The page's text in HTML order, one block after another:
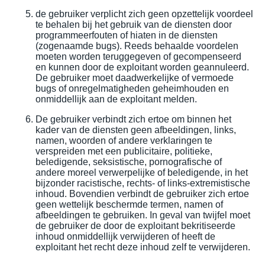
de gebruiker verplicht zich geen opzettelijk voordeel
te behalen bij het gebruik van de diensten door
programmeerfouten of hiaten in de diensten
(zogenaamde bugs). Reeds behaalde voordelen
moeten worden teruggegeven of gecompenseerd
en kunnen door de exploitant worden geannuleerd.
De gebruiker moet daadwerkelijke of vermoede
bugs of onregelmatigheden geheimhouden en
onmiddellijk aan de exploitant melden.
De gebruiker verbindt zich ertoe om binnen het
kader van de diensten geen afbeeldingen, links,
namen, woorden of andere verklaringen te
verspreiden met een publicitaire, politieke,
beledigende, seksistische, pornografische of
andere moreel verwerpelijke of beledigende, in het
bijzonder racistische, rechts- of links-extremistische
inhoud. Bovendien verbindt de gebruiker zich ertoe
geen wettelijk beschermde termen, namen of
afbeeldingen te gebruiken. In geval van twijfel moet
de gebruiker de door de exploitant bekritiseerde
inhoud onmiddellijk verwijderen of heeft de
exploitant het recht deze inhoud zelf te verwijderen.